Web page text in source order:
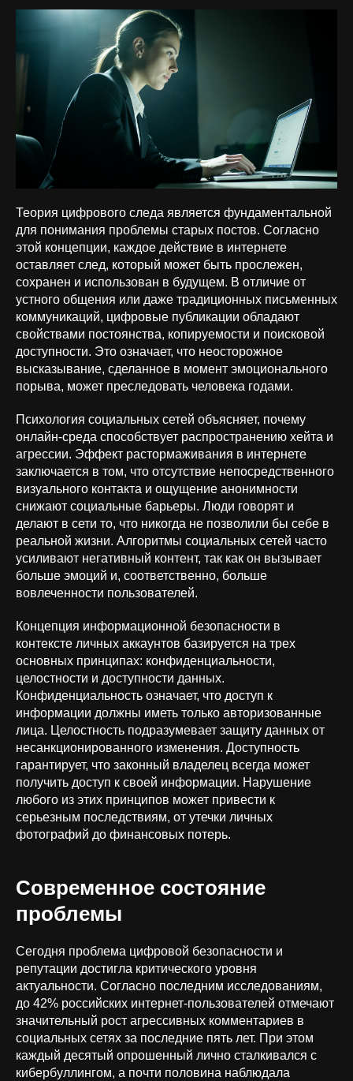
Теория цифрового следа является фундаментальной
для понимания проблемы старых постов. Согласно
этой концепции, каждое действие в интернете
оставляет след, который может быть прослежен,
сохранен и использован в будущем. В отличие от
устного общения или даже традиционных письменных
коммуникаций, цифровые публикации обладают
свойствами постоянства, копируемости и поисковой
доступности. Это означает, что неосторожное
высказывание, сделанное в момент эмоционального
порыва, может преследовать человека годами.
Психология социальных сетей объясняет, почему
онлайн-среда способствует распространению хейта и
агрессии. Эффект растормаживания в интернете
заключается в том, что отсутствие непосредственного
визуального контакта и ощущение анонимности
снижают социальные барьеры. Люди говорят и
делают в сети то, что никогда не позволили бы себе в
реальной жизни. Алгоритмы социальных сетей часто
усиливают негативный контент, так как он вызывает
больше эмоций и, соответственно, больше
вовлеченности пользователей.
Концепция информационной безопасности в
контексте личных аккаунтов базируется на трех
основных принципах: конфиденциальности,
целостности и доступности данных.
Конфиденциальность означает, что доступ к
информации должны иметь только авторизованные
лица. Целостность подразумевает защиту данных от
несанкционированного изменения. Доступность
гарантирует, что законный владелец всегда может
получить доступ к своей информации. Нарушение
любого из этих принципов может привести к
серьезным последствиям, от утечки личных
фотографий до финансовых потерь.
Современное состояние
проблемы
Сегодня проблема цифровой безопасности и
репутации достигла критического уровня
актуальности. Согласно последним исследованиям,
до 42% российских интернет-пользователей отмечают
значительный рост агрессивных комментариев в
социальных сетях за последние пять лет. При этом
каждый десятый опрошенный лично сталкивался с
кибербуллингом, а почти половина наблюдала